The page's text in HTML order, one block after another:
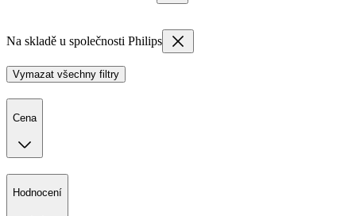
Na skladě u společnosti Philips
Vymazat všechny filtry
Cena
Hodnocení